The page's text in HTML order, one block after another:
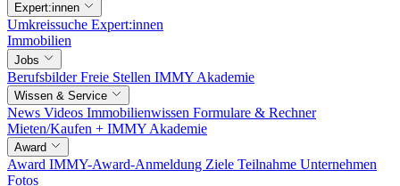
Expert:innen
Umkreissuche Expert:innen
Immobilien
Jobs
BerufsbilderFreie Stellen IMMY Akademie
Wissen & Service
News Videos Immobilienwissen Formulare & Rechner
Mieten/Kaufen + IMMY Akademie
Award
Award IMMY-Award-Anmeldung Ziele Teilnahme Unternehmen
Fotos